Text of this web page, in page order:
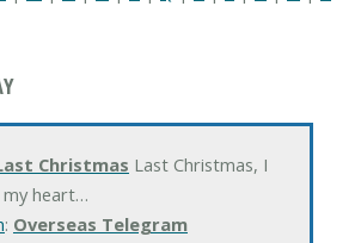
Christmas Last Christmas, I
my heart…
: Overseas Telegram